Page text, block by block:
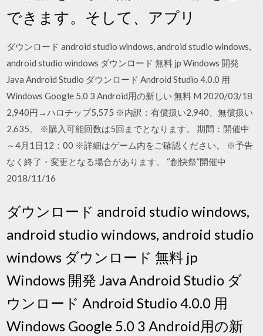
できます。そして、アプリ
ダウンロード android studio windows, android studio windows,
android studio windows ダウンロード 無料 jp Windows 開発
Java Android Studio ダウンロード Android Studio 4.0.0 用
Windows Google 5.0 3 Android用の新しい 無料 M 2020/03/18
2,940円→ハロチップ5,575 ※内訳：有償扱い2,940、無償扱い
2,635。 ※購入可能回数は5回までとなります。 期間：開催中
～4月1日12：00 ※詳細はゲーム内をご確認ください。 ※予告
なく終了・変更となる場合があります。 “創快祭”開催中
2018/11/16
ダウンロード android studio windows,
android studio windows, android studio
windows ダウンロード 無料 jp
Windows 開発 Java Android Studio ダ
ウンロード Android Studio 4.0.0 用
Windows Google 5.0 3 Android用の新